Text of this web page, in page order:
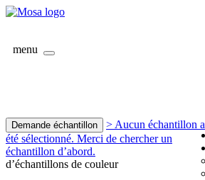
menu
Demande échantillon
> Aucun échantillon a
été sélectionné. Merci de chercher un
échantillon d’abord.
d’échantillons de couleur